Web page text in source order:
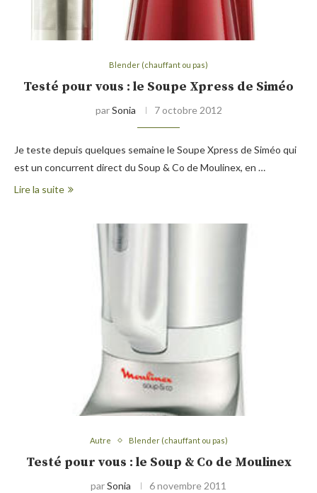
Blender (chauffant ou pas)
Testé pour vous : le Soupe Xpress de Siméo
parSonia 7 octobre 2012
Je teste depuis quelques semaine le Soupe Xpress de Siméo qui
est un concurrent direct du Soup & Co de Moulinex, en …
Lire la suite
Autre Blender (chauffant ou pas)
Testé pour vous : le Soup & Co de Moulinex
parSonia 6 novembre 2011